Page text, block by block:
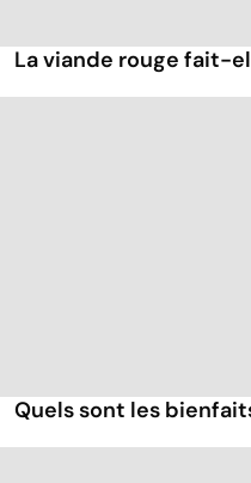
La viande rouge fait-
Quels sont les